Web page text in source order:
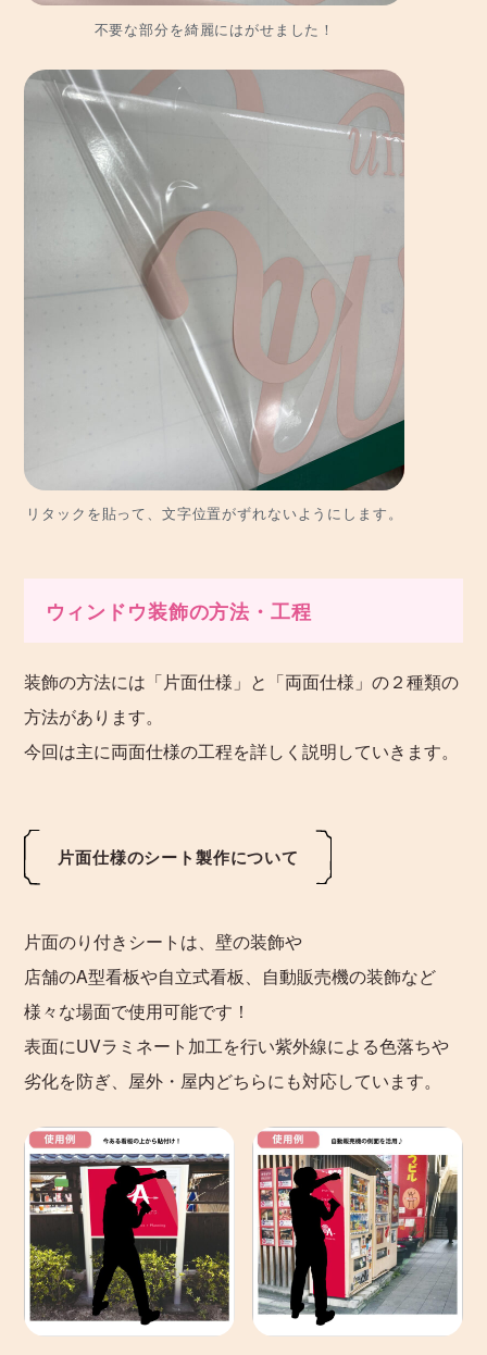
不要な部分を綺麗にはがせました！
リタックを貼って、文字位置がずれないようにします。
ウィンドウ装飾の方法・工程
装飾の方法には「片面仕様」と「両面仕様」の２種類の
方法があります。
今回は主に両面仕様の工程を詳しく説明していきます。
片面仕様のシート製作について
片面のり付きシートは、壁の装飾や
店舗のA型看板や自立式看板、自動販売機の装飾など
様々な場面で使用可能です！
表面にUVラミネート加工を行い紫外線による色落ちや
劣化を防ぎ、屋外・屋内どちらにも対応しています。